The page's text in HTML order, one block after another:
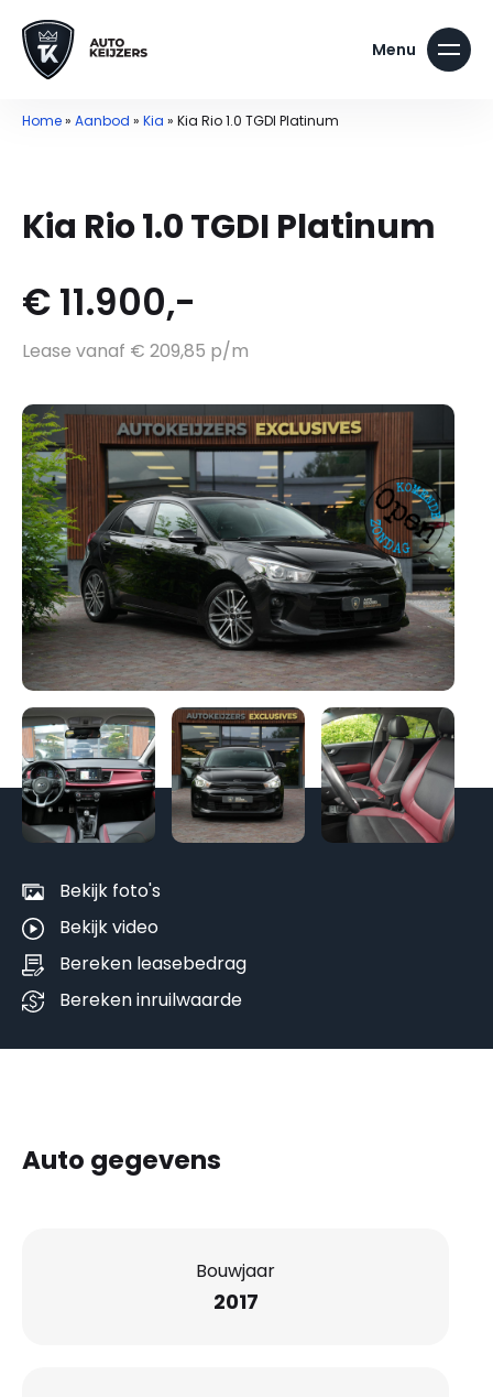
Home» Aanbod » Kia » Kia Rio 1.0 TGDI Platinum
Kia Rio 1.0 TGDI Platinum
€ 11.900,-
Lease vanaf € 209,85 p/m
Bekijk foto's
Bekijk video
Bereken leasebedrag
Bereken inruilwaarde
Auto gegevens
Bouwjaar
2017